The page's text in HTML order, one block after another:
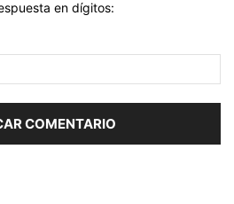
en dígitos: